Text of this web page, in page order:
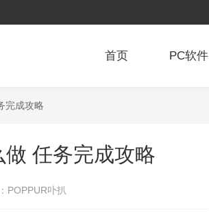
首页 PC软件
完成攻略
任务完成攻略
POPPUR卟扒